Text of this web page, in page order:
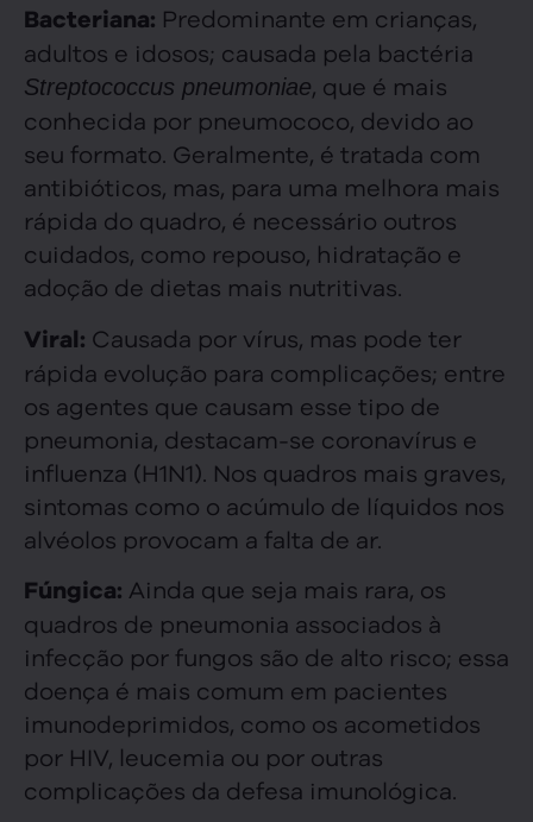
Bacteriana: Predominante em crianças,
adultos e idosos; causada pela bactéria
Streptococcus pneumoniae, que é mais
conhecida por pneumococo, devido ao
seu formato. Geralmente, é tratada com
antibióticos, mas, para uma melhora mais
rápida do quadro, é necessário outros
cuidados, como repouso, hidratação e
adoção de dietas mais nutritivas.
Viral: Causada por vírus, mas pode ter
rápida evolução para complicações; entre
os agentes que causam esse tipo de
pneumonia, destacam-se coronavírus e
influenza (H1N1). Nos quadros mais graves,
sintomas como o acúmulo de líquidos nos
alvéolos provocam a falta de ar.
Fúngica: Ainda que seja mais rara, os
quadros de pneumonia associados à
infecção por fungos são de alto risco; essa
doença é mais comum em pacientes
imunodeprimidos, como os acometidos
por HIV, leucemia ou por outras
complicações da defesa imunológica.